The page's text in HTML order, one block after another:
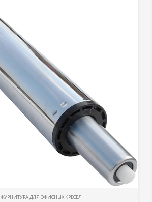
ФУРНИТУРА ДЛЯ ОФИСНЫХ КРЕСЕЛ